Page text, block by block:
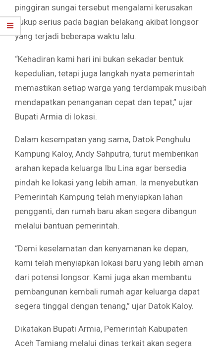
pinggiran sungai tersebut mengalami kerusakan
cukup serius pada bagian belakang akibat longsor
yang terjadi beberapa waktu lalu.
“Kehadiran kami hari ini bukan sekadar bentuk
kepedulian, tetapi juga langkah nyata pemerintah
memastikan setiap warga yang terdampak musibah
mendapatkan penanganan cepat dan tepat,” ujar
Bupati Armia di lokasi.
Dalam kesempatan yang sama, Datok Penghulu
Kampung Kaloy, Andy Sahputra, turut memberikan
arahan kepada keluarga Ibu Lina agar bersedia
pindah ke lokasi yang lebih aman. Ia menyebutkan
Pemerintah Kampung telah menyiapkan lahan
pengganti, dan rumah baru akan segera dibangun
melalui bantuan pemerintah.
“Demi keselamatan dan kenyamanan ke depan,
kami telah menyiapkan lokasi baru yang lebih aman
dari potensi longsor. Kami juga akan membantu
pembangunan kembali rumah agar keluarga dapat
segera tinggal dengan tenang,” ujar Datok Kaloy.
Dikatakan Bupati Armia, Pemerintah Kabupaten
Aceh Tamiang melalui dinas terkait akan segera